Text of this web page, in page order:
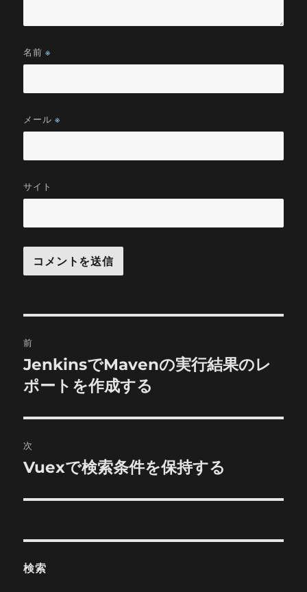
名前※
メール※
サイト
稿
ナ
ビ
ゲ
ー
シ
ン
前
前
の
稿:
JenkinsでMavenの実行結果のレ
ポートを作成する
次
次
投
Vuexで検索条件を保持する
検索